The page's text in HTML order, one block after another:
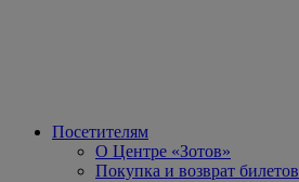
Посетителям
О Центре «Зотов»
Покупка и возврат билетов